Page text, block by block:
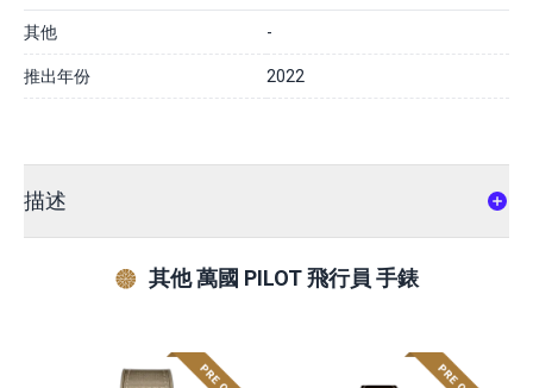
其他 -
推出年份 2022
描述
其他 萬國 PILOT 飛行員 手錶